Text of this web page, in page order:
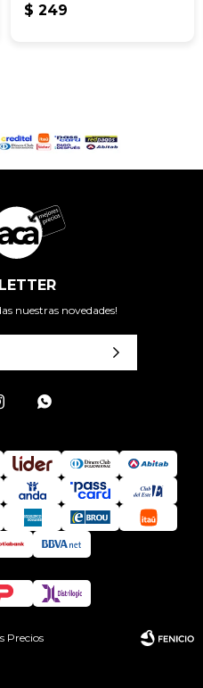
$ 249
nuestras novedades!

Precios